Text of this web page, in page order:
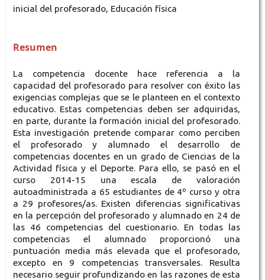
inicial del profesorado, Educación física
Resumen
La competencia docente hace referencia a la
capacidad del profesorado para resolver con éxito las
exigencias complejas que se le planteen en el contexto
educativo. Estas competencias deben ser adquiridas,
en parte, durante la formación inicial del profesorado.
Esta investigación pretende comparar como perciben
el profesorado y alumnado el desarrollo de
competencias docentes en un grado de Ciencias de la
Actividad física y el Deporte. Para ello, se pasó en el
curso 2014-15 una escala de valoración
autoadministrada a 65 estudiantes de 4º curso y otra
a 29 profesores/as. Existen diferencias significativas
en la percepción del profesorado y alumnado en 24 de
las 46 competencias del cuestionario. En todas las
competencias el alumnado proporcionó una
puntuación media más elevada que el profesorado,
excepto en 9 competencias transversales. Resulta
necesario seguir profundizando en las razones de esta